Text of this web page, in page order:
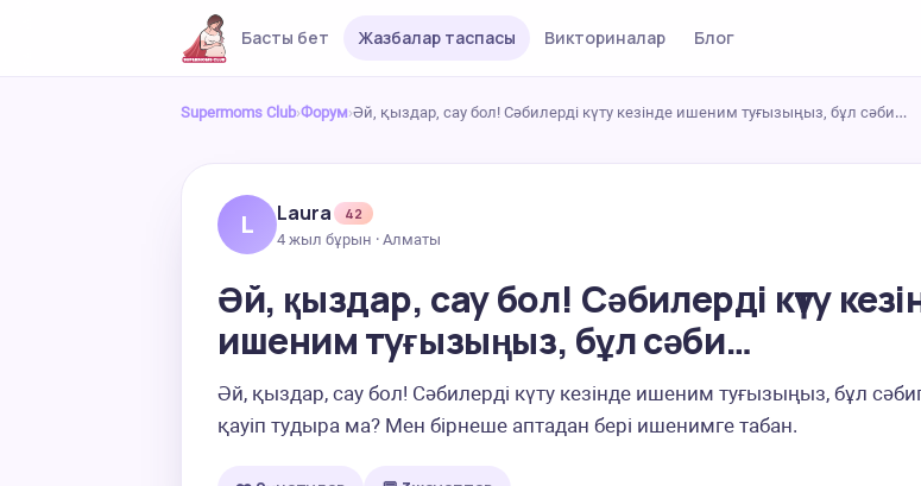
Басты бет Жазбалар таспасы Викториналар Блог
Supermoms Club›Форум›Әй, қыздар, сау бол! Сәбилерді күту кезінде ишеним туғызыңыз, бұл сәби…
L Laura
42
4 жыл бұрын · Алматы
Әй, қыздар, сау бол! Сәбилерді күту
ишеним туғызыңыз, бұл сәби…
Әй, қыздар, сау бол! Сәбилерді күту кезінде ишеним туғызыңыз, бұл
қауіп тудыра ма? Мен бірнеше аптадан бері ишенимге табан.